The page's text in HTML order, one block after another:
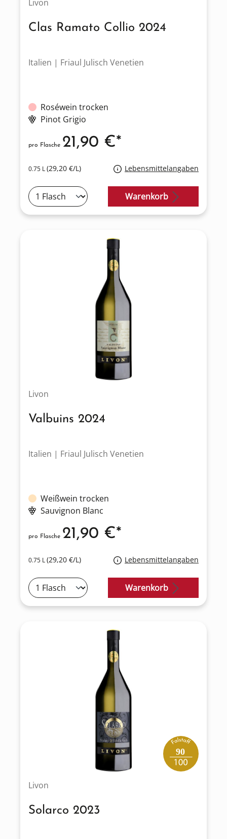
Livon
Clas Ramato Collio 2024
Italien | Friaul Julisch Venetien
Roséwein trocken
Pinot Grigio
0.75 L(29,20 €/L) Lebensmittelangaben
pro Flasche 21,90 €*
Warenkorb
Livon
Valbuins 2024
Italien | Friaul Julisch Venetien
Weißwein trocken
Sauvignon Blanc
0.75 L(29,20 €/L) Lebensmittelangaben
pro Flasche 21,90 €*
Warenkorb
90
Livon
Solarco 2023